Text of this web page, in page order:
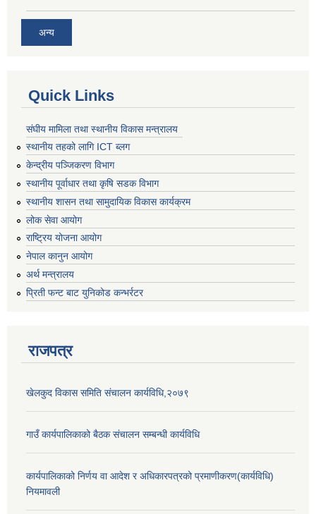
अन्य
Quick Links
संघीय मामिला तथा स्थानीय विकास मन्त्रालय
स्थानीय तहको लागि ICT ब्लग
केन्द्रीय पञ्जिकरण विभाग
स्थानीय पूर्वाधार तथा कृषि सडक विभाग
स्थानीय शासन तथा सामुदायिक विकास कार्यक्रम
लोक सेवा आयोग
राष्ट्रिय योजना आयोग
नेपाल कानुन आयोग
अर्थ मन्त्रालय
प्रिती फन्ट बाट युनिकोड कन्भर्रटर
राजपत्र
खेलकुद विकास समिति संचालन कार्यविधि,२०७९
गाउँ कार्यपालिकाको बैठक संचालन सम्बन्धी कार्यविधि
कार्यपालिकाको निर्णय वा आदेश र अधिकारपत्रको प्रमाणीकरण(कार्यविधि)
नियमावली